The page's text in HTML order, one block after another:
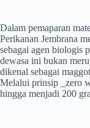
Dalam pemaparan
Perikanan Jembrana
sebagai agen biologis
dewasa ini bukan
dikenal sebagai
Melalui prinsip _zero
hingga menjadi 200